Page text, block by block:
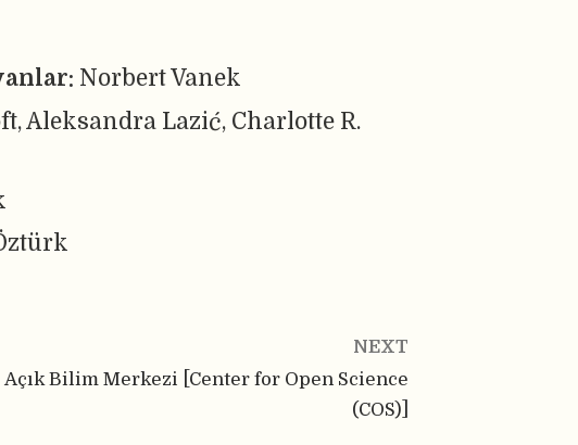
Norbert Vanek
Aleksandra Lazić, Charlotte R.
NEXT
Açık Bilim Merkezi [Center for Open Science
(COS)]